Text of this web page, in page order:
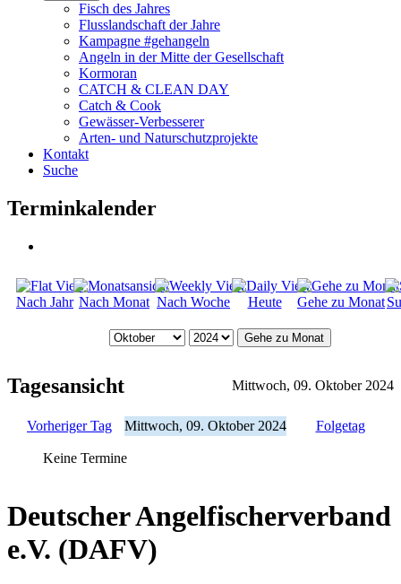
Fisch des Jahres
Flusslandschaft der Jahre
Kampagne #gehangeln
Angeln in der Mitte der Gesellschaft
Kormoran
CATCH & CLEAN DAY
Catch & Cook
Gewässer-Verbesserer
Arten- und Naturschutzprojekte
Kontakt
Suche
Terminkalender
Nach Jahr Nach Monat Nach Woche Heute Gehe zu Monat
Gehe zu Monat
Tagesansicht Mittwoch, 09. Oktober 2024
Vorheriger Tag Mittwoch, 09. Oktober 2024 Folgetag
Keine Termine
Deutscher Angelfischerverband
e.V. (DAFV)